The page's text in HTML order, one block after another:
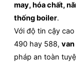
may, hóa chất,
thống boiler.
Với độ tin cậy
490 hay 588, van
pháp an toàn